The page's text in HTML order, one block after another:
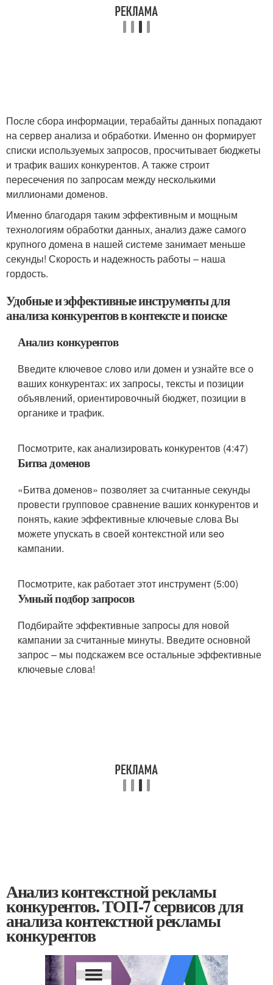
После сбора информации, терабайты данных попадают
на сервер анализа и обработки. Именно он формирует
списки используемых запросов, просчитывает бюджеты
и трафик ваших конкурентов. А также строит
пересечения по запросам между несколькими
миллионами доменов.
Именно благодаря таким эффективным и мощным
технологиям обработки данных, анализ даже самого
крупного домена в нашей системе занимает меньше
секунды! Скорость и надежность работы – наша
гордость.
Удобные и эффективные инструменты для
анализа конкурентов в контексте и поиске
Анализ конкурентов
Введите ключевое слово или домен и узнайте все о
ваших конкурентах: их запросы, тексты и позиции
объявлений, ориентировочный бюджет, позиции в
органике и трафик.
Посмотрите, как анализировать конкурентов (4:47)
Битва доменов
«Битва доменов» позволяет за считанные секунды
провести групповое сравнение ваших конкурентов и
понять, какие эффективные ключевые слова Вы
можете упускать в своей контекстной или seo
кампании.
Посмотрите, как работает этот инструмент (5:00)
Умный подбор запросов
Подбирайте эффективные запросы для новой
кампании за считанные минуты. Введите основной
запрос – мы подскажем все остальные эффективные
ключевые слова!
Анализ контекстной рекламы
конкурентов. ТОП-7 сервисов для
анализа контекстной рекламы
конкурентов